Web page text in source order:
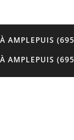
AMPLEPUIS
AMPLEPUIS